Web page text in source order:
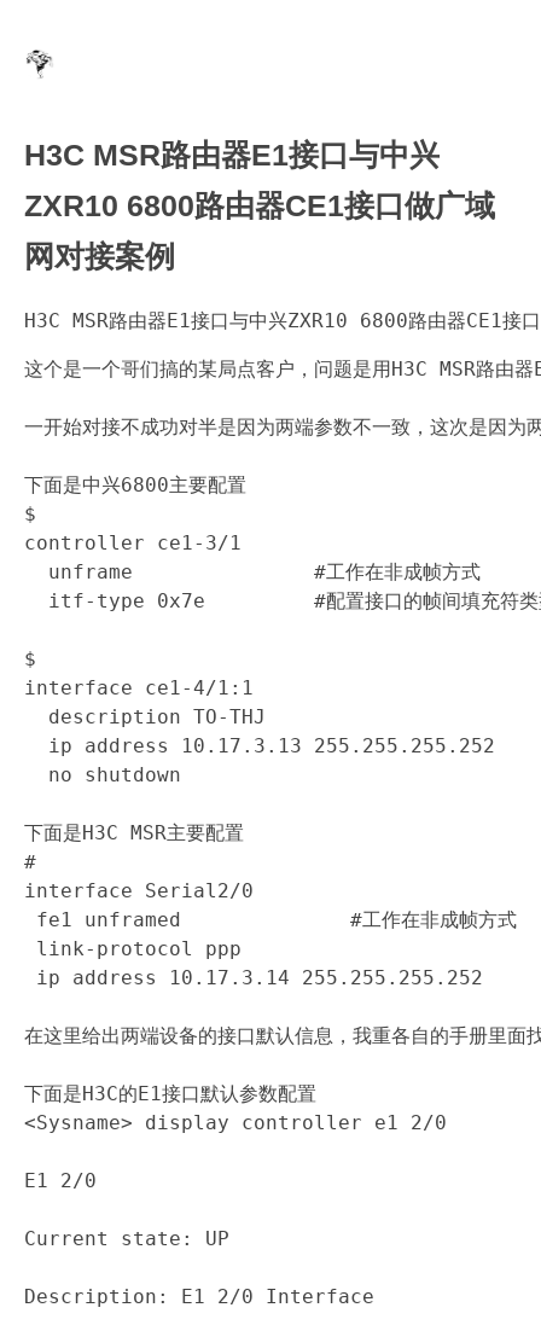
H3C MSR路由器E1接口与中兴
ZXR10 6800路由器CE1接口做广域
网对接案例
H3C MSR路由器E1接口与中兴ZXR10 6800路由器CE1接
这个是一个哥们搞的某局点客户，问题是用H3C MSR路由
一开始对接不成功对半是因为两端参数不一致，这次是
下面是中兴6800主要配置
$
controller ce1-3/1
  unframe               #工作在非成帧方式
itf-type 0x7e         #配置接口的帧间填充符类
$
interface ce1-4/1:1
  description TO-THJ
  ip address 10.17.3.13 255.255.255.252
  no shutdown
下面是H3C MSR主要配置
#
interface Serial2/0
fe1 unframed              #工作在非成帧方式
link-protocol ppp
ip address 10.17.3.14 255.255.255.252
在这里给出两端设备的接口默认信息，我重各自的手册里面
下面是H3C的E1接口默认参数配置
<Sysname> display controller e1 2/0
E1 2/0
Current state: UP
Description: E1 2/0 Interface